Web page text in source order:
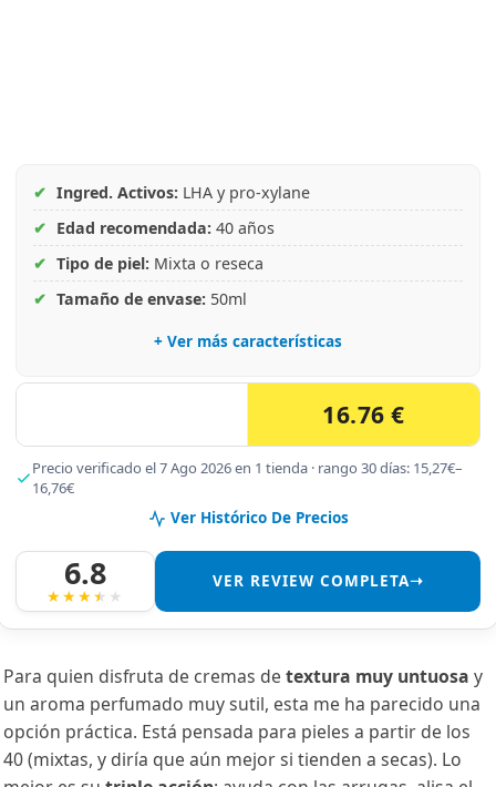
✔ Ingred. Activos: LHA y pro-xylane
✔ Edad recomendada: 40 años
✔ Tipo de piel: Mixta o reseca
✔ Tamaño de envase: 50ml
+ Ver más características
16.76 €
Precio verificado el 7 Ago 2026 en 1 tienda · rango 30 días: 15,27€–
16,76€
Ver Histórico De Precios
6.8 VER REVIEW COMPLETA➝
Para quien disfruta de cremas de textura muy untuosa y
un aroma perfumado muy sutil, esta me ha parecido una
opción práctica. Está pensada para pieles a partir de los
40 (mixtas, y diría que aún mejor si tienden a secas). Lo